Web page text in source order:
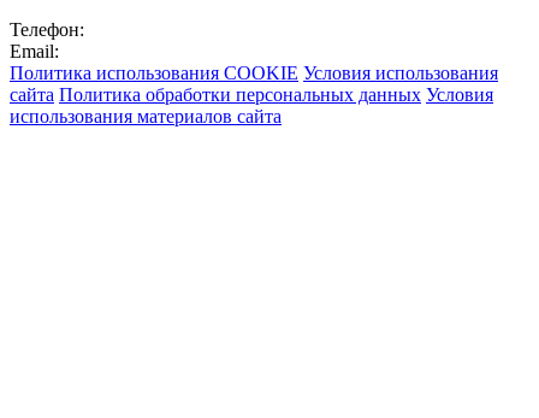
Телефон:
Email:
Политика использования COOKIE Условия использования
сайта Политика обработки персональных данных Условия
использования материалов сайта